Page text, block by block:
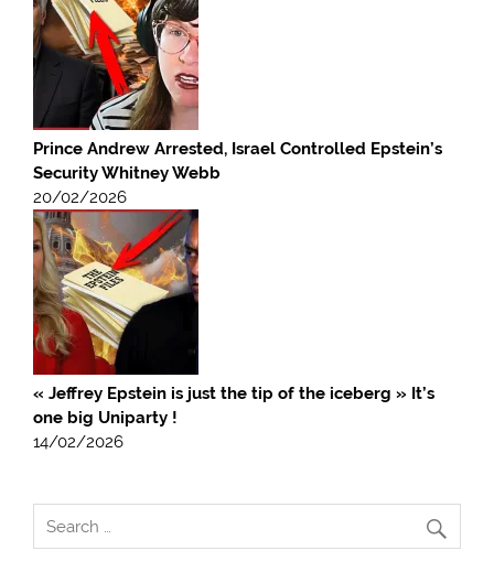
Prince Andrew Arrested, Israel Controlled Epstein’s
Security Whitney Webb
20/02/2026
« Jeffrey Epstein is just the tip of the iceberg » It’s
one big Uniparty !
14/02/2026